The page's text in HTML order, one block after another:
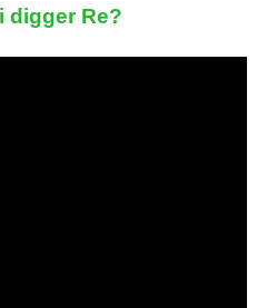
digger Re?